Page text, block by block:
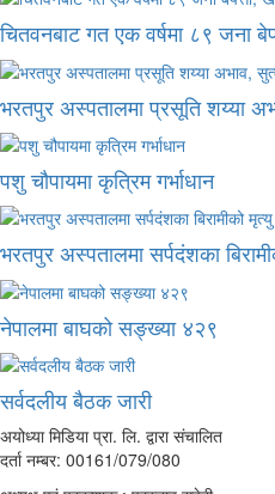
चितवनबाट गत एक वर्षमा ८९ जना
भरतपुर अस्पतालमा प्रसूति शय्या
पशु चौपायमा कृत्रिम गर्भाधान
भरतपुर अस्पतालमा सर्पदंशका
नेपालमा बाघको सङ्ख्या ४२९
सर्वदलीय बैठक जारी
अयोध्या मिडिया प्रा. लि. द्वारा संचालित
दर्ता नम्बर: 00161/079/080